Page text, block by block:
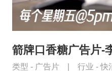
箭牌口香糖广告片-
类型 - 广告片 行业 -快